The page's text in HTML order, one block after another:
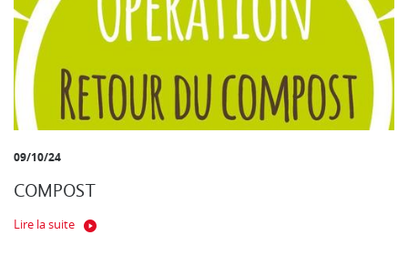
09/10/24
COMPOST
Lire la suite